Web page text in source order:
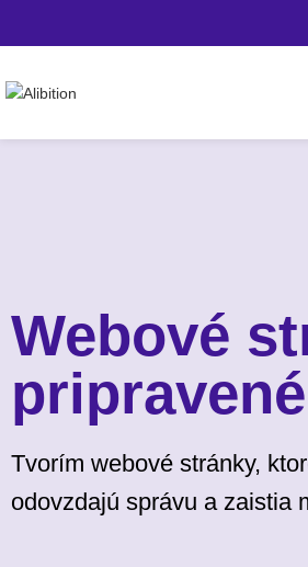
Webové
Tvorím webové stránky,
odovzdajú správu a zaistia